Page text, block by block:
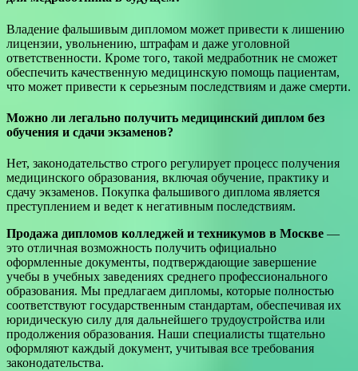
Владение фальшивым дипломом может привести к лишению
лицензии, увольнению, штрафам и даже уголовной
ответственности. Кроме того, такой медработник не сможет
обеспечить качественную медицинскую помощь пациентам,
что может привести к серьезным последствиям и даже смерти.
Можно ли легально получить медицинский диплом без
обучения и сдачи экзаменов?
Нет, законодательство строго регулирует процесс получения
медицинского образования, включая обучение, практику и
сдачу экзаменов. Покупка фальшивого диплома является
преступлением и ведет к негативным последствиям.
Продажа дипломов колледжей и техникумов в Москве —
это отличная возможность получить официально
оформленные документы, подтверждающие завершение
учебы в учебных заведениях среднего профессионального
образования. Мы предлагаем дипломы, которые полностью
соответствуют государственным стандартам, обеспечивая их
юридическую силу для дальнейшего трудоустройства или
продолжения образования. Наши специалисты тщательно
оформляют каждый документ, учитывая все требования
законодательства.